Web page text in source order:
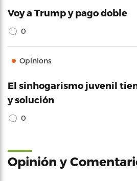
Voy a Trump y pago doble
0
Opinions
El sinhogarismo juvenil
y solución
0
Opinión y